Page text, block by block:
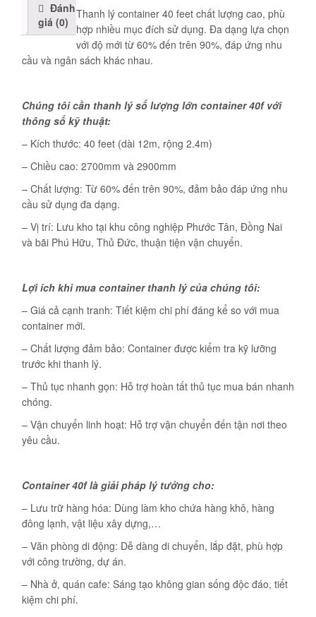
Đánh
giá (0)
Thanh lý container 40 feet chất lượng cao, phù
hợp nhiều mục đích sử dụng. Đa dạng lựa chọn
với độ mới từ 60% đến trên 90%, đáp ứng nhu
cầu và ngân sách khác nhau.
Chúng tôi cần thanh lý số lượng lớn container 40f với
thông số kỹ thuật:
– Kích thước: 40 feet (dài 12m, rộng 2.4m)
– Chiều cao: 2700mm và 2900mm
– Chất lượng: Từ 60% đến trên 90%, đảm bảo đáp ứng nhu
cầu sử dụng đa dạng.
– Vị trí: Lưu kho tại khu công nghiệp Phước Tân, Đồng Nai
và bãi Phú Hữu, Thủ Đức, thuận tiện vận chuyển.
Lợi ích khi mua container thanh lý của chúng tôi:
– Giá cả cạnh tranh: Tiết kiệm chi phí đáng kể so với mua
container mới.
– Chất lượng đảm bảo: Container được kiểm tra kỹ lưỡng
trước khi thanh lý.
– Thủ tục nhanh gọn: Hỗ trợ hoàn tất thủ tục mua bán nhanh
chóng.
– Vận chuyển linh hoạt: Hỗ trợ vận chuyển đến tận nơi theo
yêu cầu.
Container 40f là giải pháp lý tưởng cho:
– Lưu trữ hàng hóa: Dùng làm kho chứa hàng khô, hàng
đông lạnh, vật liệu xây dựng,…
– Văn phòng di động: Dễ dàng di chuyển, lắp đặt, phù hợp
với công trường, dự án.
– Nhà ở, quán cafe: Sáng tạo không gian sống độc đáo, tiết
kiệm chi phí.